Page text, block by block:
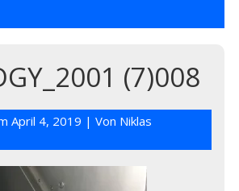
(7)008
April 4, 2019 | Von Niklas